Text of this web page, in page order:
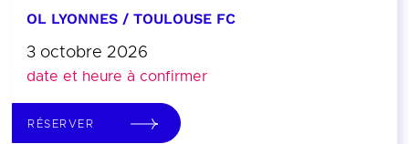
OL LYONNES / TOULOUSE FC
3 octobre 2026
date et heure à confirmer
RÉSERVER